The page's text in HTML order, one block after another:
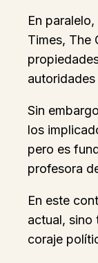
En
Times, The
Sin
los
pero es
profesora
En este
actual, sino
coraje